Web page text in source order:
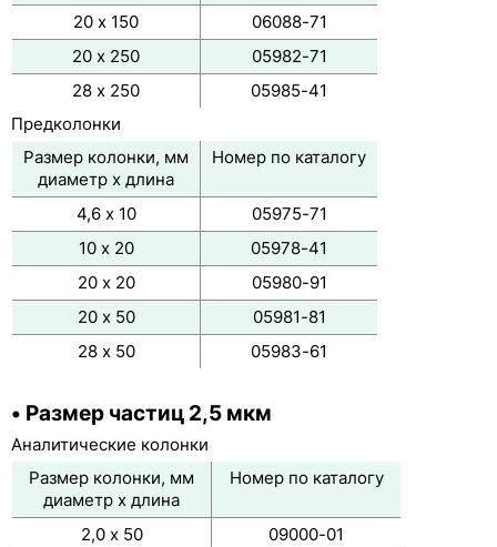
20 х 150
06088-71
20 х 250
05982-71
28 х 250
05985-41
Предколонки
Размер колонки, мм
диаметр х длина
Номер по каталогу
4,6 х 10
05975-71
10 х 20
05978-41
20 х 20
05980-91
20 х 50
05981-81
28 х 50
05983-61
• Размер частиц 2,5 мкм
Аналитические колонки
Размер колонки, мм
диаметр х длина
Номер по каталогу
2,0 х 50
09000-01